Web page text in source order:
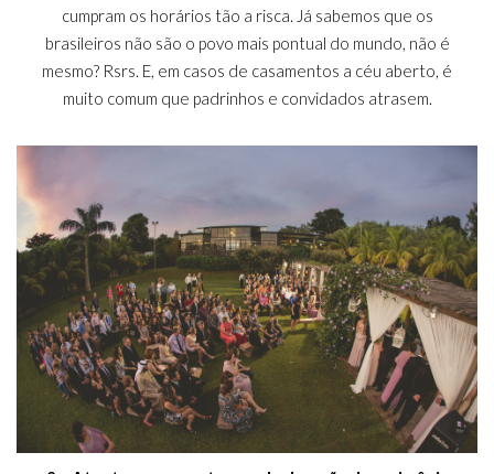
cumpram os horários tão a risca. Já sabemos que os
brasileiros não são o povo mais pontual do mundo, não é
mesmo? Rsrs. E, em casos de casamentos a céu aberto, é
muito comum que padrinhos e convidados atrasem.